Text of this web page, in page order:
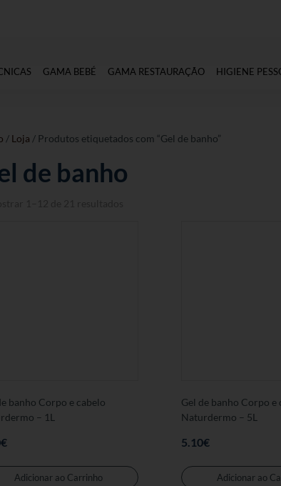
GAMA BEBÉ GAMA RESTAURAÇÃO HIGIENE
/ Loja / Produtos etiquetados com “Gel de banho”
de banho
banho Corpo e cabelo
– 1L
€
Adicionar ao Carrinho
Gel de banho Corpo e
Naturdermo – 5L
5.10€
Adicionar ao